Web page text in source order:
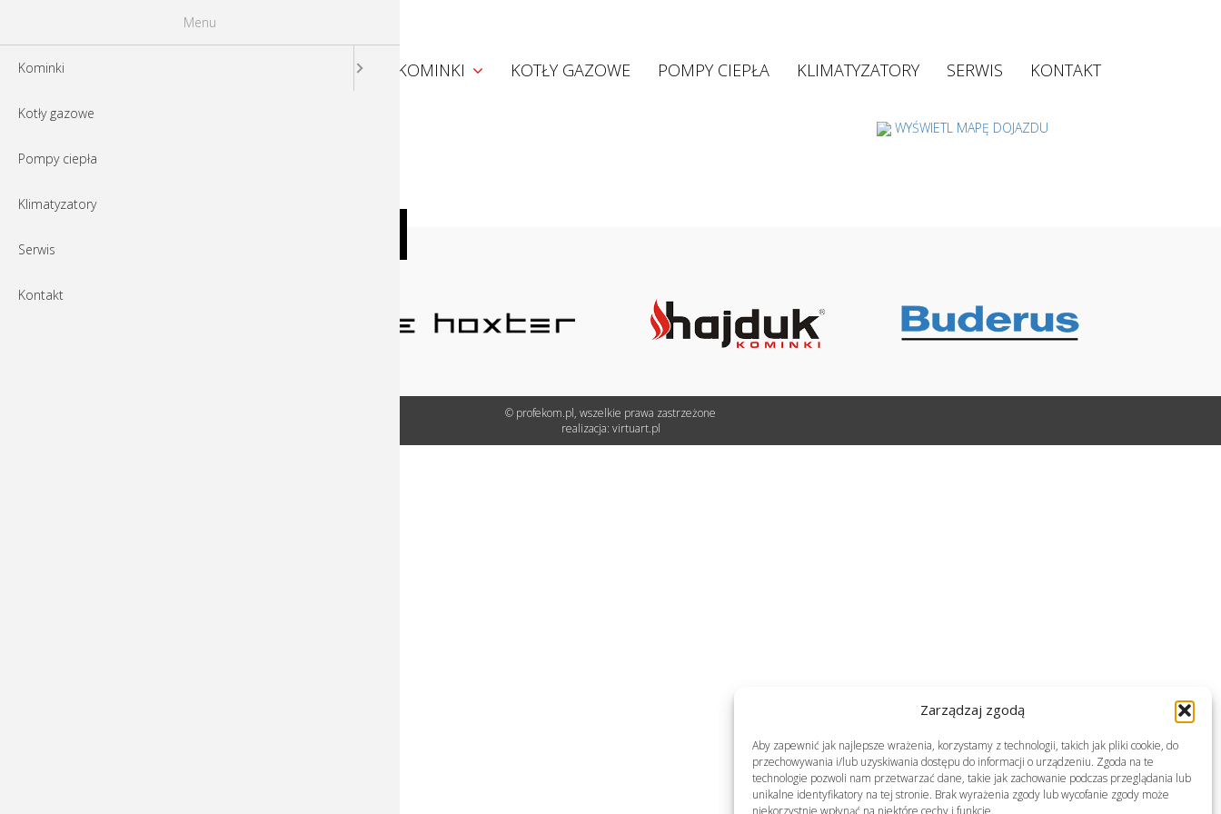
Zarządzaj zgodą
Aby zapewnić jak najlepsze wrażenia, korzystamy z technologii, takich jak pliki cookie, do
przechowywania i/lub uzyskiwania dostępu do informacji o urządzeniu. Zgoda na te
technologie pozwoli nam przetwarzać dane, takie jak zachowanie podczas przeglądania lub
unikalne identyfikatory na tej stronie. Brak wyrażenia zgody lub wycofanie zgody może
niekorzystnie wpłynąć na niektóre cechy i funkcje.
KOMINKI KOTŁY GAZOWE POMPY CIEPŁA KLIMATYZATORY SERWIS KONTAKT
WYŚWIETL MAPĘ DOJAZDU
© profekom.pl, wszelkie prawa zastrzeżone
realizacja: virtuart.pl
Menu
Kominki
Kotły gazowe
Pompy ciepła
Klimatyzatory
Serwis
Kontakt
Kominki akumulacyjne